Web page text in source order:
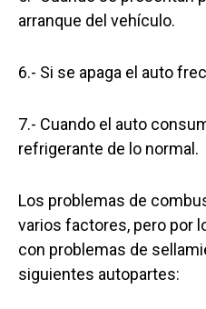
arranque del vehículo.
6.- Si se apaga el auto
7.- Cuando el auto
refrigerante de lo normal.
Los problemas de
varios factores, pero por
con problemas de
siguientes autopartes: